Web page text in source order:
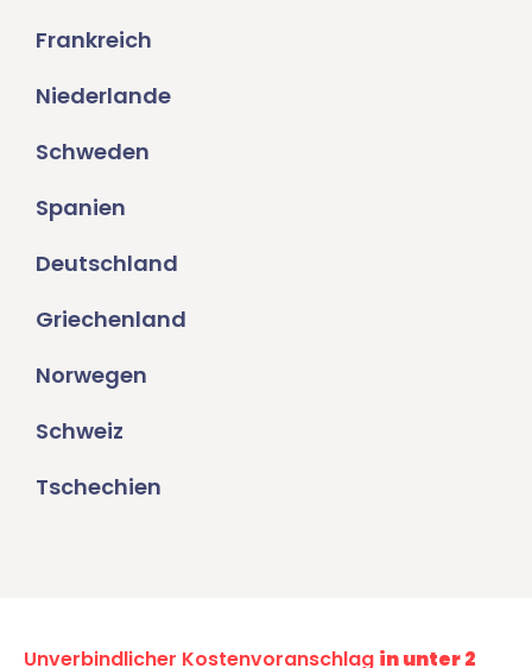
Frankreich
Niederlande
Schweden
Spanien
Deutschland
Griechenland
Norwegen
Schweiz
Tschechien
Unverbindlicher Kostenvoranschlag in unter 2